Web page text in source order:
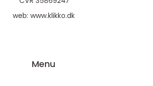
web: www.klikko.dk
Menu